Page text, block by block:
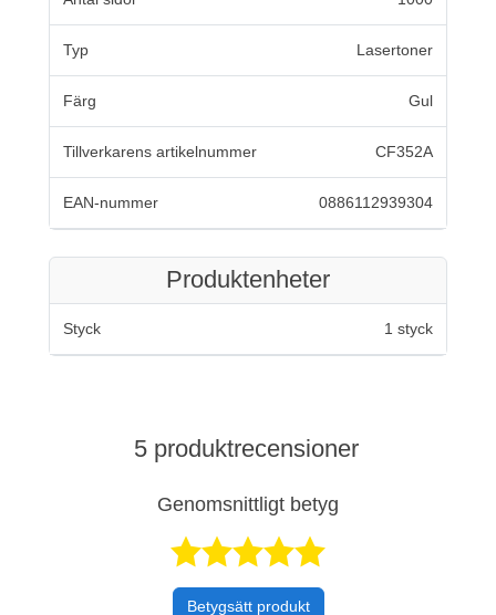
Typ Lasertoner
Färg Gul
Tillverkarens artikelnummer CF352A
EAN-nummer 0886112939304
Produktenheter
Styck 1 styck
5 produktrecensioner
Genomsnittligt betyg
Betygsatt 5 av
Betygsätt produkt